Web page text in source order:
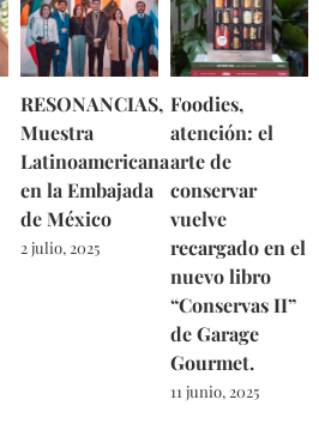
RESONANCIAS,
Muestra
Latinoamericana
en la Embajada
de México
2 julio, 2025
Foodies,
atención: el
arte de
conservar
vuelve
recargado en el
nuevo libro
“Conservas II”
de Garage
Gourmet.
11 junio, 2025